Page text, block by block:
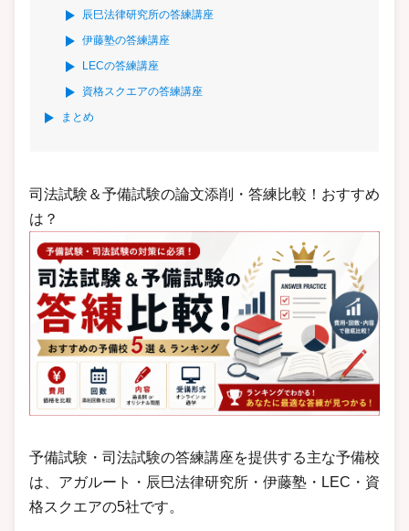
辰巳法律研究所の答練講座
伊藤塾の答練講座
LECの答練講座
資格スクエアの答練講座
まとめ
司法試験＆予備試験の論文添削・答練比較！おすすめ
は？
予備試験・司法試験の答練講座を提供する主な予備校
は、アガルート・辰巳法律研究所・伊藤塾・LEC・資
格スクエアの5社です。